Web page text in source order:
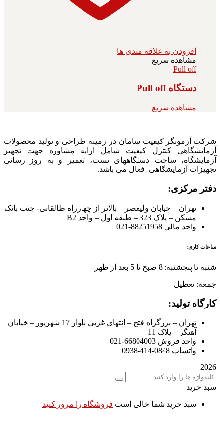
افزودن به علاقه مندی ها
مشاهده سریع
Pull off
دستگاه Pull off
مشاهده سریع
شرکت آزمونگر کیفیت سامان در زمینه طراحی و تولید محصولات
آزمایشگاهی کنترل کیفیت شامل ارایه مشاوره جهت تجهیز
آزمایشگاه، ساخت دستگاههای تست، تعمیر و به روز رسانی
تجهیزات آزمایشگاهی فعال می باشد.
دفتر مرکزی:
تهران – خیابان ولیعصر – بالاتر از چهارراه طالقانی- جنب بانک
مسکن – پلاک 323 – طبقه اول – واحد B2
واحد مالی 88251958-021
ساعات کاری:
شنبه تا پنجشنبه: 8 صبح تا 5 بعد از ظهر
جمعه: تعطیل
کارگاه تولید:
تهران – بزرگراه فتح – انتهای غربی بلوار 17 شهریور – خیابان
آهنگر – پلاک 11
واحد فروش 66804003-021
واتساپ 0848-414-0938
2026
سبد خرید
سبد خرید شما خالی است فروشگاه را مرور کنید